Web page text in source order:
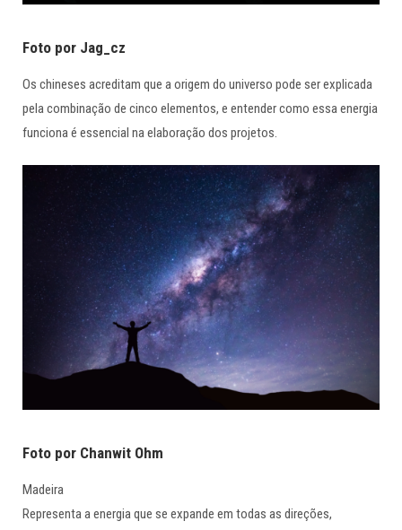
Foto por Jag_cz
Os chineses acreditam que a origem do universo pode ser explicada
pela combinação de cinco elementos, e entender como essa energia
funciona é essencial na elaboração dos projetos.
Foto por Chanwit Ohm
Madeira
Representa a energia que se expande em todas as direções,